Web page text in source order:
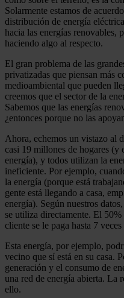
Solarmente estamos de
distribución de energía
hacia las energías renovables,
haciendo algo al respecto.
El gran problema de las
privatizadas que piensan más
medioambiental que pueden
creemos que el sector de la
Sabemos que las energías
¿entonces porque no las
Ahora, echemos un vistazo al
casi 19 millones de hogares (y
energía), y todos utilizan la
ineficiente. Por ejemplo,
la energía (porque está
gente está llegando a casa,
energía). Según nuestros
se utiliza directamente. El
cliente se le paga hasta 7
Esta energía, por ejemplo,
vecino que sí está en su casa.
generación y el consumo de
una red de energía abierta. La
ello.